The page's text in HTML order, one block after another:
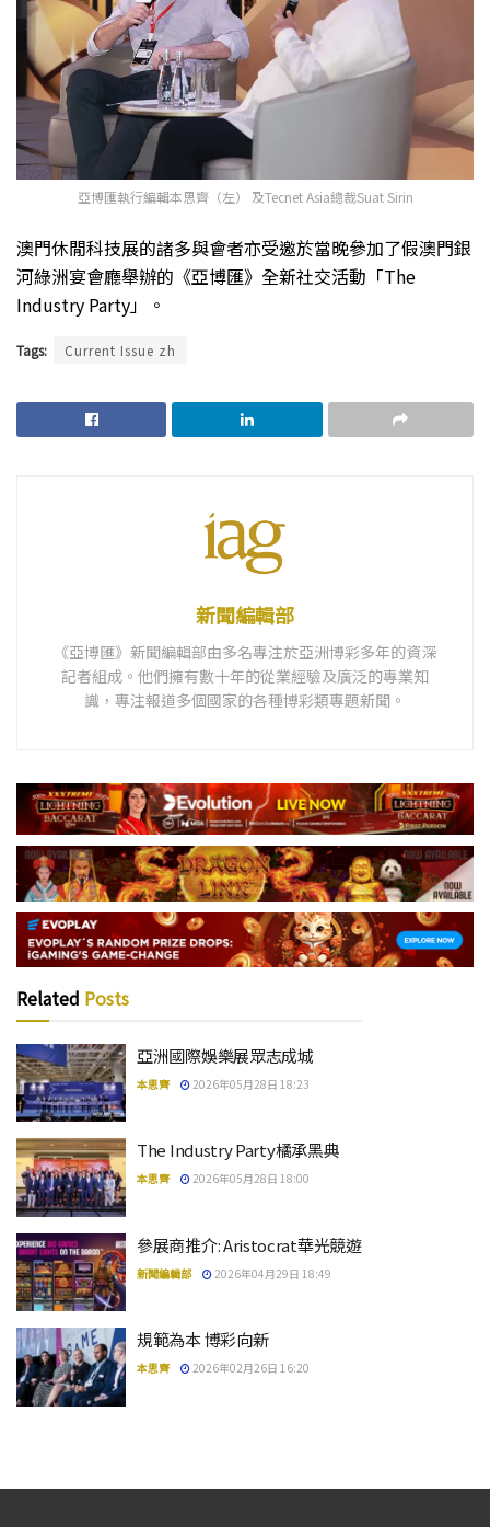
亞博匯執行編輯本思齊（左） 及Tecnet Asia總裁Suat Sirin
澳門休閒科技展的諸多與會者亦受邀於當晚參加了假澳門銀
河綠洲宴會廳舉辦的《亞博匯》全新社交活動「The
Industry Party」。
Tags: Current Issue zh
新聞編輯部
《亞博匯》新聞編輯部由多名專注於亞洲博彩多年的資深
記者組成。他們擁有數十年的從業經驗及廣泛的專業知
識，專注報道多個國家的各種博彩類專題新聞。
Related Posts
亞洲國際娛樂展眾志成城
本思齊 2026年05月28日 18:23
The Industry Party橘承黑典
本思齊 2026年05月28日 18:00
參展商推介: Aristocrat華光競遊
新聞編輯部 2026年04月29日 18:49
規範為本 博彩向新
本思齊 2026年02月26日 16:20